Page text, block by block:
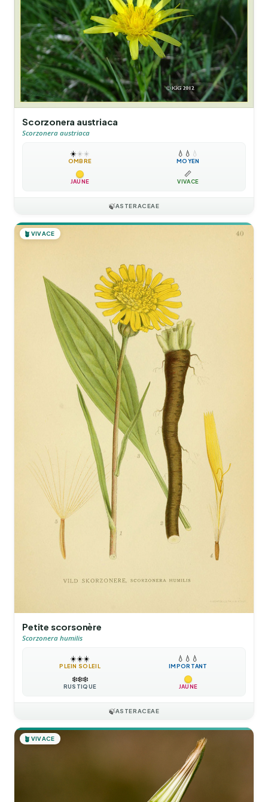
Scorzonera austriaca
Scorzonera austriaca
☀️☀️☀️
OMBRE
💧 💧 💧
MOYEN
JAUNE
📏
VIVACE
🍃ASTERACEAE
🪴 VIVACE
Petite scorsonère
Scorzonera humilis
☀️☀️☀️
PLEIN SOLEIL
💧 💧 💧
IMPORTANT
❄️❄️❄️
RUSTIQUE JAUNE
🍃ASTERACEAE
🪴 VIVACE